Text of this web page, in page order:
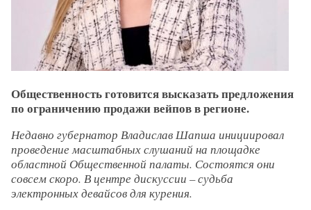
Общественность готовится высказать предложения
по ограничению продажи вейпов в регионе.
Недавно губернатор Владислав Шапша инициировал
проведение масштабных слушаний на площадке
областной Общественной палаты. Состоятся они
совсем скоро. В центре дискуссии – судьба
электронных девайсов для курения.